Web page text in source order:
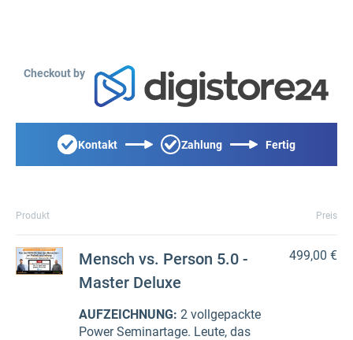
Checkout by
Kontakt Zahlung Fertig
Produkt Preis
Mensch vs. Person 5.0 -
Master Deluxe
AUFZEICHNUNG: 2 vollgepackte
Power Seminartage. Leute, das
499,00 €